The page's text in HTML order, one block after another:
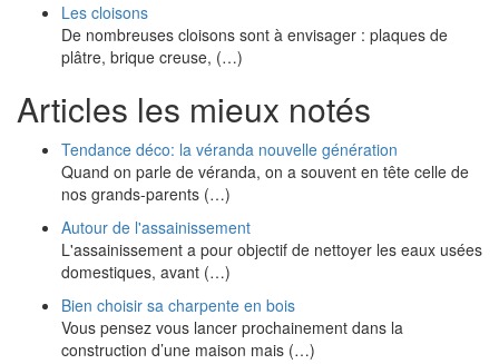
Les cloisons
De nombreuses cloisons sont à envisager : plaques de
plâtre, brique creuse, (…)
Articles les mieux notés
Tendance déco: la véranda nouvelle génération
Quand on parle de véranda, on a souvent en tête celle de
nos grands-parents (…)
Autour de l'assainissement
L'assainissement a pour objectif de nettoyer les eaux usées
domestiques, avant (…)
Bien choisir sa charpente en bois
Vous pensez vous lancer prochainement dans la
construction d’une maison mais (…)